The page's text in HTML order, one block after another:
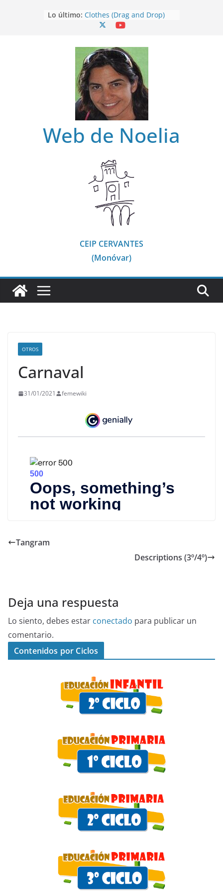
Lo último: Clothes (Drag and Drop)
Clothes
Clothes (Spot it)
Clothes (Listen and choose)
Web de Noelia
CEIP CERVANTES
(Monóvar)
OTROS
Carnaval
31/01/2021 femewiki
Tangram
Descriptions (3º/4º)
Deja una respuesta
Lo siento, debes estar conectado para publicar un
comentario.
Contenidos por Ciclos